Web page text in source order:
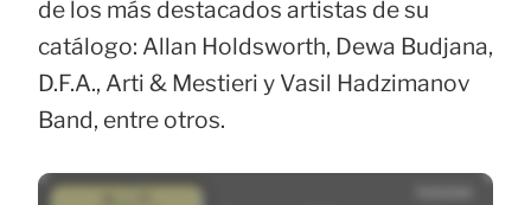
de los más destacados artistas de su
catálogo: Allan Holdsworth, Dewa Budjana,
D.F.A., Arti & Mestieri y Vasil Hadzimanov
Band, entre otros.